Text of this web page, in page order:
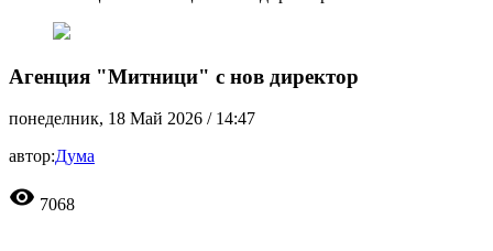
Агенция "Митници" с нов директор
понеделник, 18 Май 2026 / 14:47
автор:Дума
visibility 7068